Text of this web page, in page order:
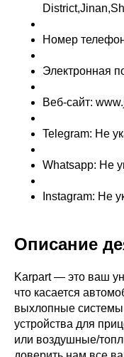
Номер
Электронная
Веб-сайт:
Telegram: Не
Whatsapp: Не
Instagram: Не
Описание
Karpart — это ваш
что касается
выхлопные
устройства для
или воздушные/